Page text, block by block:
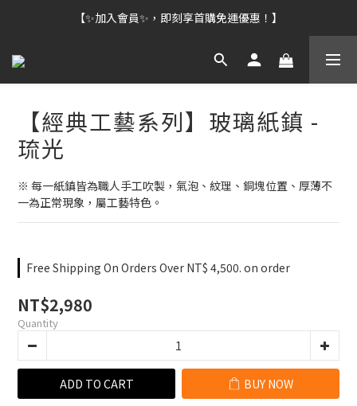
【✨加入會員✨，即刻享首購免運優惠！】
【經典工藝系列】玻璃紙鎮 -
琉光
※ 每一紙鎮皆為職人手工吹製，氣泡、紋理、銅塊位置、厚薄不
一為正常現象，屬工藝特色。
Free Shipping On Orders Over NT$ 4,500. on order
NT$2,980
Quantity
ADD TO CART BUY NOW